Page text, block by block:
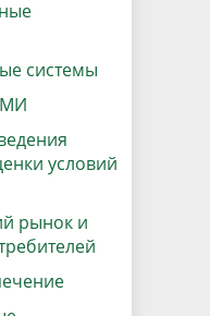
системы
условий
рынок и